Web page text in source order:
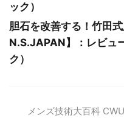
ック）
胆石を改善する！竹田
N.S.JAPAN】：レビュ
ク）
メンズ技術大百科